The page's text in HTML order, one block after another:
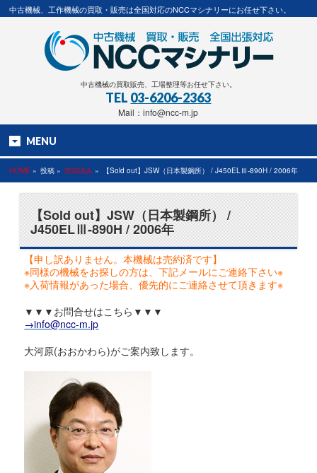
中古機械、工作機械の買取・販売は全国対応のNCCマシナリーにお任せ下さい。
中古機械の買取販売、工場整理等お任せ下さい。
TEL 03-6206-2363
Mail：info@ncc-m.jp
MENU
HOME » 投稿 » 売却済み » 【Sold out】JSW（日本製鋼所） / J450ELⅢ-890H / 2006年
【Sold out】JSW（日本製鋼所） /
J450ELⅢ-890H / 2006年
【申し訳ありません。本機械は売約済です】
※同様の機械をお探しの方は、下記メールにご連絡下さい※
※入荷情報があった場合、優先的にご連絡させて頂きます※
▼▼▼お問合せはこちら▼▼▼
→info@ncc-m.jp
大河原(おおかわら)がご案内致します。